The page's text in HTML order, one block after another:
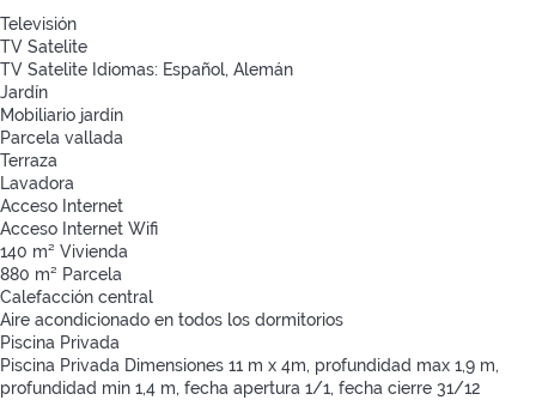
Televisión
TV Satelite
TV Satelite Idiomas: Español, Alemán
Jardín
Mobiliario jardín
Parcela vallada
Terraza
Lavadora
Acceso Internet
Acceso Internet Wifi
140 m² Vivienda
880 m² Parcela
Calefacción central
Aire acondicionado en todos los dormitorios
Piscina Privada
Piscina Privada Dimensiones 11 m x 4m, profundidad max 1,9 m,
profundidad min 1,4 m, fecha apertura 1/1, fecha cierre 31/12